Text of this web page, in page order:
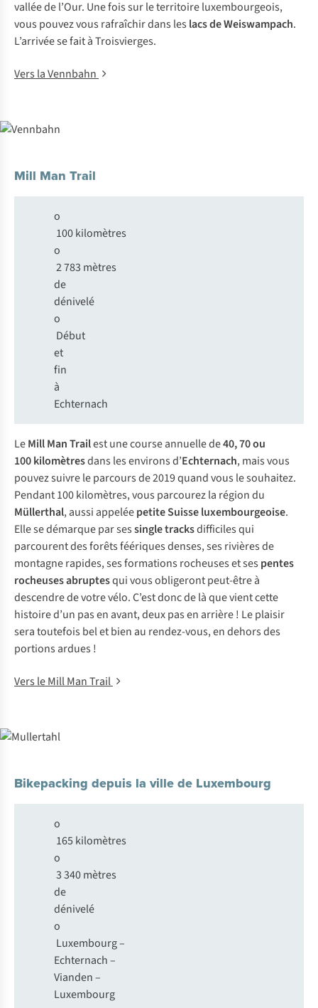
vallée de l’Our. Une fois sur le territoire luxembourgeois,
vous pouvez vous rafraîchir dans les lacs de Weiswampach.
L’arrivée se fait à Troisvierges.
Vers la Vennbahn
Mill Man Trail
o
100 kilomètres
o
2 783 mètres
de
dénivelé
o
Début
et
fin
à
Echternach
LeMill Man Trailest une course annuelle de40, 70 ou
100 kilomètresdans les environs d’Echternach, mais vous
pouvez suivre le parcours de 2019 quand vous le souhaitez.
Pendant 100 kilomètres, vous parcourez la région du
Müllerthal, aussi appeléepetite Suisse luxembourgeoise.
Elle se démarque par sessingle tracksdifficiles qui
parcourent des forêts féériques denses, ses rivières de
montagne rapides, ses formations rocheuses et ses pentes
rocheuses abruptesqui vous obligeront peut-être à
descendre de votre vélo. C’est donc de là que vient cette
histoire d’un pas en avant, deux pas en arrière ! Le plaisir
sera toutefois bel et bien au rendez-vous, en dehors des
portions ardues !
Vers le Mill Man Trail
Bikepacking depuis la ville de Luxembourg
o
165 kilomètres
o
3 340 mètres
de
dénivelé
o
Luxembourg –
Echternach –
Vianden –
Luxembourg